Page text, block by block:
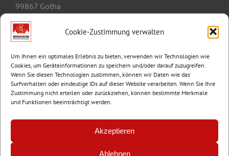
Cookie-Zustimmung verwalten
Um Ihnen ein optimales Erlebnis zu bieten, verwenden wir Technologien wie
Cookies, um Geräteinformationen zu speichern und/oder darauf zuzugreifen.
Wenn Sie diesen Technologien zustimmen, können wir Daten wie das
Surfverhalten oder eindeutige IDs auf dieser Website verarbeiten. Wenn Sie Ihre
Zustimmung nicht erteilen oder zurückziehen, können bestimmte Merkmale
und Funktionen beeinträchtigt werden.
Akzeptieren
Ablehnen
99867 Gotha
Telefon:
E-Mail:
info@wbg-gotha.de